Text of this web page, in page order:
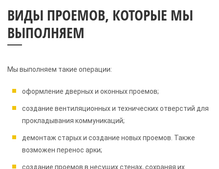
ВИДЫ ПРОЕМОВ, КОТОРЫЕ МЫ
ВЫПОЛНЯЕМ
Мы выполняем такие операции:
оформление дверных и оконных проемов;
создание вентиляционных и технических отверстий для
прокладывания коммуникаций;
демонтаж старых и создание новых проемов. Также
возможен перенос арки;
создание проемов в несущих стенах, сохраняя их